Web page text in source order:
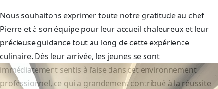
Nous souhaitons exprimer toute notre gratitude au chef
Pierre et à son équipe pour leur accueil chaleureux et leur
précieuse guidance tout au long de cette expérience
culinaire. Dès leur arrivée, les jeunes se sont
immédiatement sentis à l’aise dans cet environnement
professionnel, ce qui a grandement contribué à la réussite